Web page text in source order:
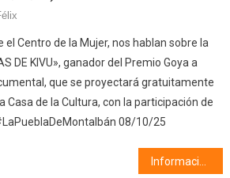
el Centro de la Mujer, nos hablan sobre la
DE KIVU», ganador del Premio Goya a
que se proyectará gratuitamente
Casa de la Cultura, con la participación de
08/10/25